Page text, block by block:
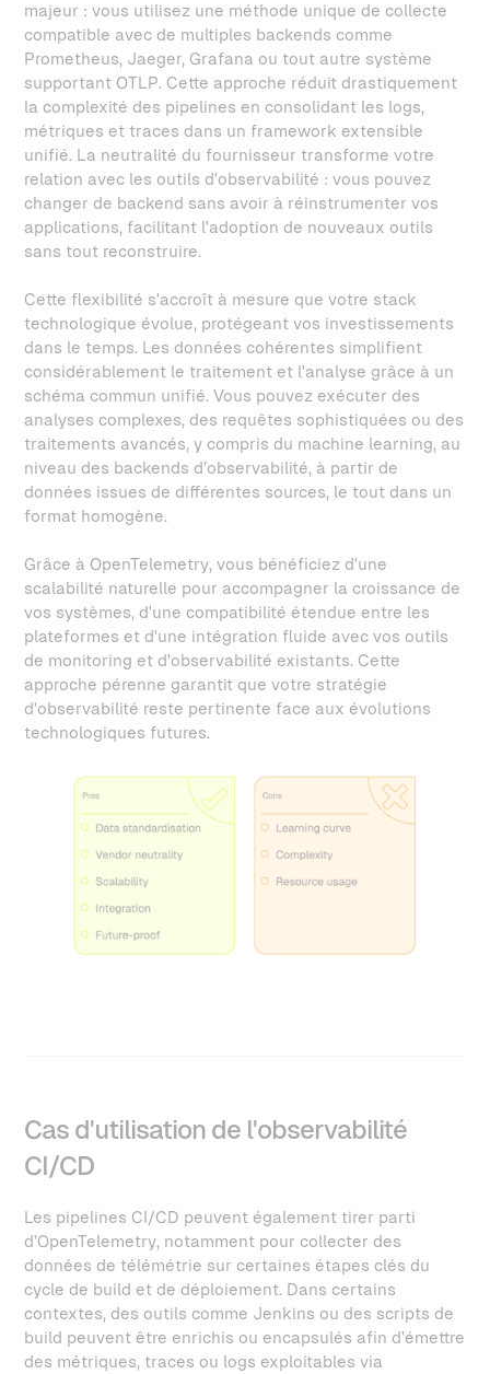
majeur : vous utilisez une méthode unique de collecte
compatible avec de multiples backends comme
Prometheus, Jaeger, Grafana ou tout autre système
supportant OTLP. Cette approche réduit drastiquement
la complexité des pipelines en consolidant les logs,
métriques et traces dans un framework extensible
unifié. La neutralité du fournisseur transforme votre
relation avec les outils d'observabilité : vous pouvez
changer de backend sans avoir à réinstrumenter vos
applications, facilitant l'adoption de nouveaux outils
sans tout reconstruire.
Cette flexibilité s'accroît à mesure que votre stack
technologique évolue, protégeant vos investissements
dans le temps. Les données cohérentes simplifient
considérablement le traitement et l'analyse grâce à un
schéma commun unifié. Vous pouvez exécuter des
analyses complexes, des requêtes sophistiquées ou des
traitements avancés, y compris du machine learning, au
niveau des backends d’observabilité, à partir de
données issues de différentes sources, le tout dans un
format homogène.
Grâce à OpenTelemetry, vous bénéficiez d'une
scalabilité naturelle pour accompagner la croissance de
vos systèmes, d'une compatibilité étendue entre les
plateformes et d'une intégration fluide avec vos outils
de monitoring et d'observabilité existants. Cette
approche pérenne garantit que votre stratégie
d'observabilité reste pertinente face aux évolutions
technologiques futures.
Cas d'utilisation de l'observabilité
CI/CD
Les pipelines CI/CD peuvent également tirer parti
d’OpenTelemetry, notamment pour collecter des
données de télémétrie sur certaines étapes clés du
cycle de build et de déploiement. Dans certains
contextes, des outils comme Jenkins ou des scripts de
build peuvent être enrichis ou encapsulés afin d’émettre
des métriques, traces ou logs exploitables via